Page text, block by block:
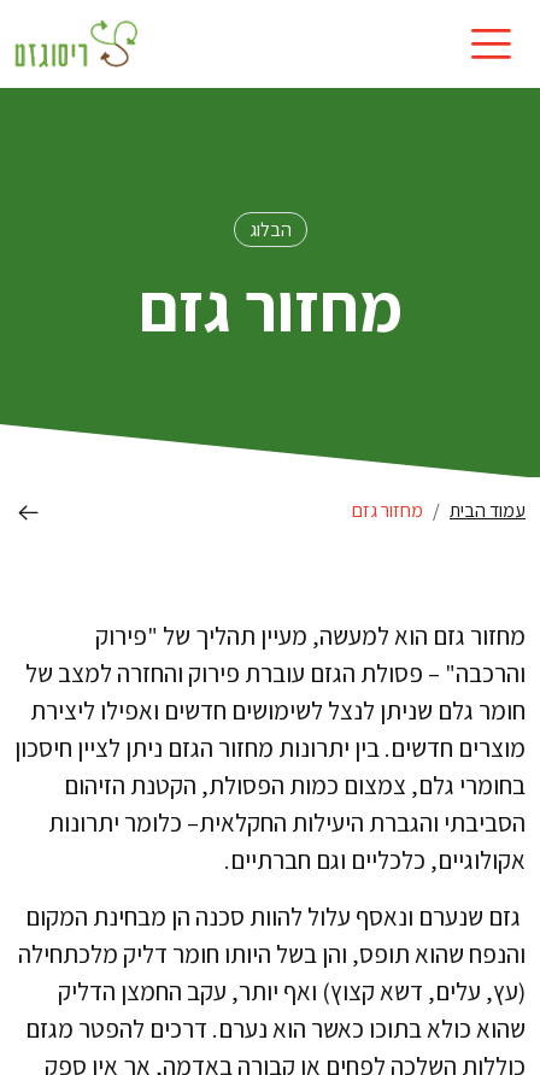
הבלוג
מחזור גזם
עמוד הבית מחזור גזם
מחזור גזם הוא למעשה, מעיין תהליך של "פירוק
והרכבה" – פסולת הגזם עוברת פירוק והחזרה למצב של
חומר גלם שניתן לנצל לשימושים חדשים ואפילו ליצירת
מוצרים חדשים. בין יתרונות מחזור הגזם ניתן לציין חיסכון
בחומרי גלם, צמצום כמות הפסולת, הקטנת הזיהום
הסביבתי והגברת היעילות החקלאית– כלומר יתרונות
אקולוגיים, כלכליים וגם חברתיים.
גזם שנערם ונאסף עלול להוות סכנה הן מבחינת המקום
והנפח שהוא תופס, והן בשל היותו חומר דליק מלכתחילה
(עץ, עלים, דשא קצוץ) ואף יותר, עקב החמצן הדליק
שהוא כולא בתוכו כאשר הוא נערם. דרכים להפטר מגזם
כוללות השלכה לפחים או קבורה באדמה, אך אין ספק